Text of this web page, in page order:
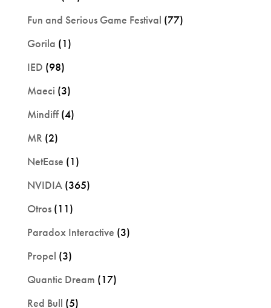
Fun and Serious Game Festival (77)
Gorila (1)
IED (98)
Maeci (3)
Mindiff(4)
MR (2)
NetEase (1)
NVIDIA(365)
Otros(11)
Paradox Interactive (3)
Propel (3)
Quantic Dream (17)
Red Bull (5)